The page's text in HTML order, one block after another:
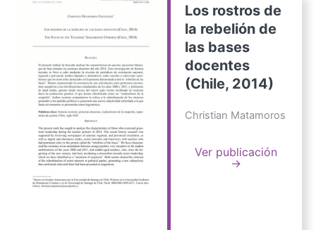
Los rostros de
la rebelión de
las bases
docentes
(Chile, 2014)
Christian Matamoros
Ver publicación
→